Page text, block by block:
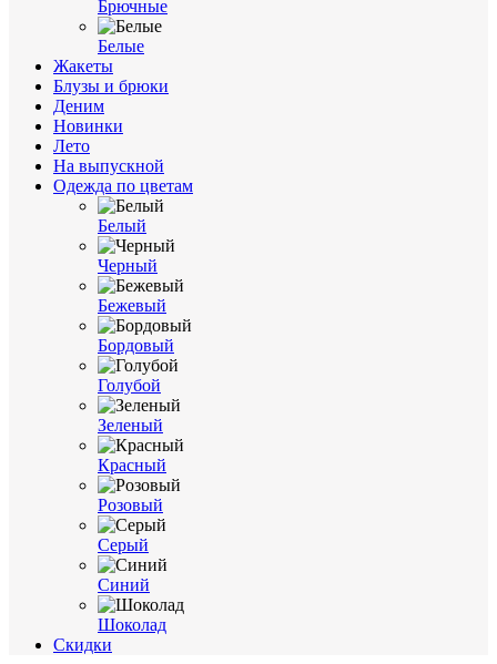
Брючные
Белые
Жакеты
Блузы и брюки
Деним
Новинки
Лето
На выпускной
Одежда по цветам
Белый
Черный
Бежевый
Бордовый
Голубой
Зеленый
Красный
Розовый
Серый
Синий
Шоколад
Cкидки